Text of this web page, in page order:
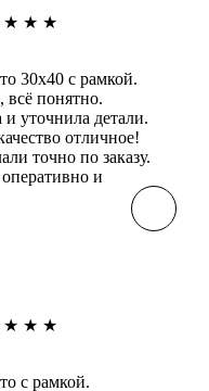
★ ★ ★
30х40 с рамкой.
понятно.
уточнила детали.
отличное!
точно по заказу.
и
★ ★ ★
с рамкой.